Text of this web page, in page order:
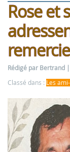
Rose et
Rédigé par Bertrand
Classé dans : Les